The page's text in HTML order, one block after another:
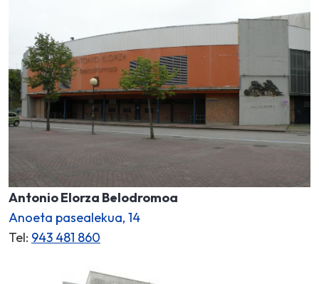
Antonio Elorza Belodromoa
Anoeta pasealekua, 14
Tel: 943 481 860